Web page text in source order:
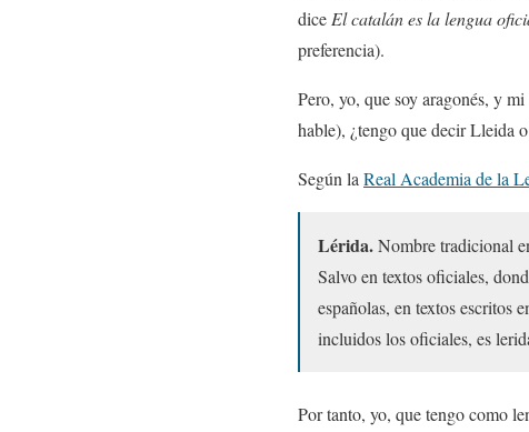
dice El catalán es la lengua
preferencia).
Pero, yo, que soy aragonés, y
hable), ¿tengo que decir Lleida
Según la Real Academia de la
Lérida.Nombre tradicional
Salvo en textos oficiales,
españolas, en textos escritos
incluidos los oficiales, es
Por tanto, yo, que tengo como